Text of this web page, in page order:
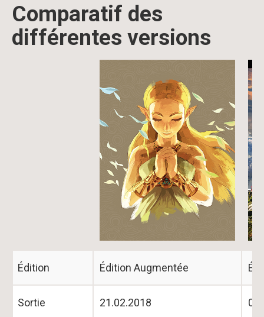
Comparatif des
différentes versions
Édition Édition Augmentée
Sortie 21.02.2018